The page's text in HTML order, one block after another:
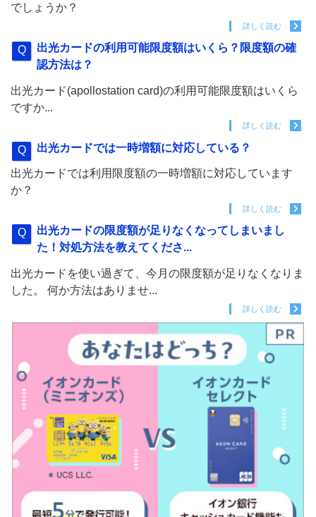
でしょうか？
詳しく読む
出光カードの利用可能限度額はいくら？限度額の確
認方法は？
出光カード(apollostation card)の利用可能限度額はいくら
ですか...
詳しく読む
出光カードでは一時増額に対応している？
出光カードでは利用限度額の一時増額に対応しています
か？
詳しく読む
出光カードの限度額が足りなくなってしまいまし
た！対処方法を教えてくださ...
出光カードを使い過ぎて、今月の限度額が足りなくなりま
した。 何か方法はありませ...
詳しく読む